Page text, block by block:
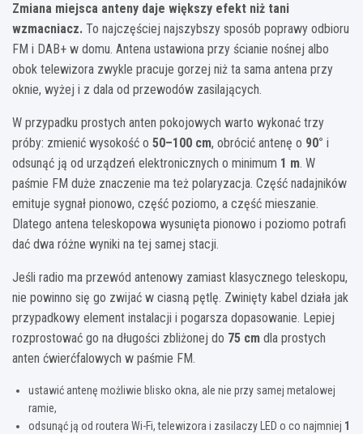
Zmiana miejsca anteny daje większy efekt niż tani
wzmacniacz. To najczęściej najszybszy sposób poprawy odbioru
FM i DAB+ w domu. Antena ustawiona przy ścianie nośnej albo
obok telewizora zwykle pracuje gorzej niż ta sama antena przy
oknie, wyżej i z dala od przewodów zasilających.
W przypadku prostych anten pokojowych warto wykonać trzy
próby: zmienić wysokość o 50–100 cm, obrócić antenę o 90° i
odsunąć ją od urządzeń elektronicznych o minimum 1 m. W
paśmie FM duże znaczenie ma też polaryzacja. Część nadajników
emituje sygnał pionowo, część poziomo, a część mieszanie.
Dlatego antena teleskopowa wysunięta pionowo i poziomo potrafi
dać dwa różne wyniki na tej samej stacji.
Jeśli radio ma przewód antenowy zamiast klasycznego teleskopu,
nie powinno się go zwijać w ciasną pętlę. Zwinięty kabel działa jak
przypadkowy element instalacji i pogarsza dopasowanie. Lepiej
rozprostować go na długości zbliżonej do 75 cm dla prostych
anten ćwierćfalowych w paśmie FM.
ustawić antenę możliwie blisko okna, ale nie przy samej metalowej
ramie,
odsunąć ją od routera Wi-Fi, telewizora i zasilaczy LED o co najmniej 1